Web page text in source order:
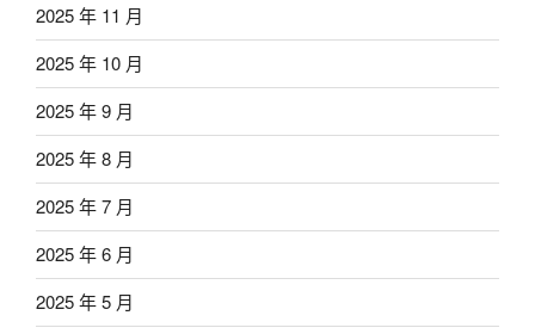
2025 年 11 月
2025 年 10 月
2025 年 9 月
2025 年 8 月
2025 年 7 月
2025 年 6 月
2025 年 5 月